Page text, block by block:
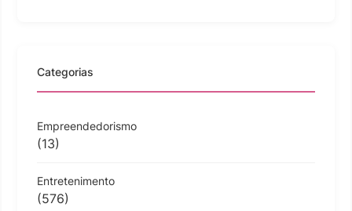
Categorias
Empreendedorismo
(13)
Entretenimento
(576)